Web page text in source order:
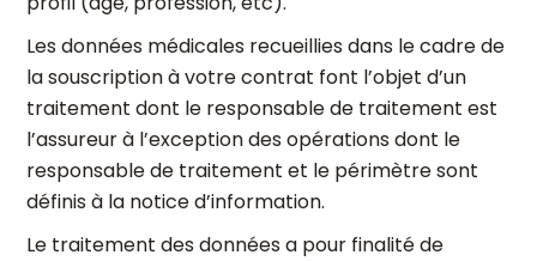
Les données médicales recueillies dans le cadre de
la souscription à votre contrat font l’objet d’un
traitement dont le responsable de traitement est
l’assureur à l’exception des opérations dont le
responsable de traitement et le périmètre sont
définis à la notice d’information.
Le traitement des données a pour finalité de